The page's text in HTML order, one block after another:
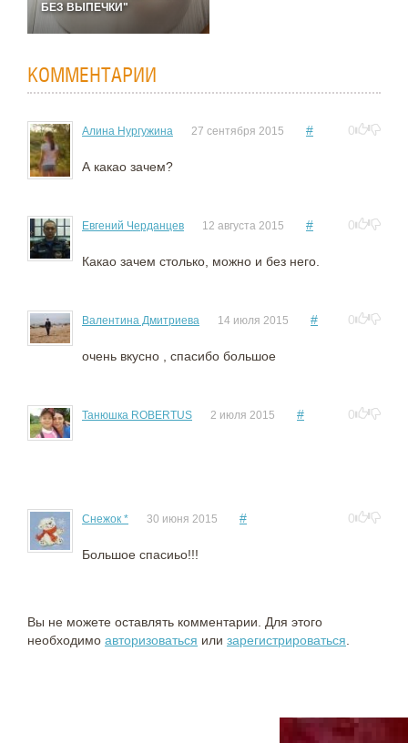
БЕЗ ВЫПЕЧКИ"
КОММЕНТАРИИ
Алина Нургужина 27 сентября 2015 # 0
А какао зачем?
Евгений Черданцев 12 августа 2015 # 0
Какао зачем столько, можно и без него.
Валентина Дмитриева 14 июля 2015 # 0
очень вкусно , спасибо большое
Танюшка ROBERTUS 2 июля 2015 # 0
Снежок * 30 июня 2015 # 0
Большое спасиьо!!!
Вы не можете оставлять комментарии. Для этого
необходимо авторизоваться или зарегистрироваться